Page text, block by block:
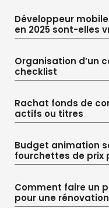
Développeur
en 2025 sont-elles
Organisation d’un
checklist
Rachat fonds de
actifs ou titres
Budget animation
fourchettes de prix
Comment faire un
pour une